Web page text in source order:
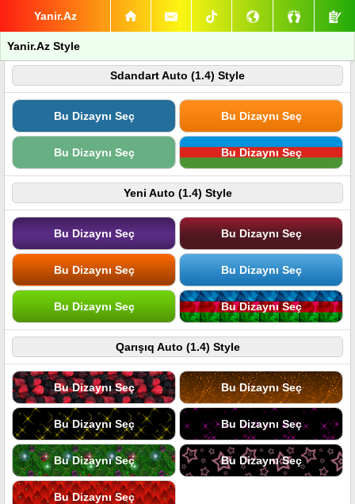
Yanir.Az
Yanir.Az Style
Sdandart Auto (1.4) Style
Bu Dizaynı Seç Bu Dizaynı Seç
Bu Dizaynı Seç Bu Dizaynı Seç
Yeni Auto (1.4) Style
Bu Dizaynı Seç Bu Dizaynı Seç
Bu Dizaynı Seç Bu Dizaynı Seç
Bu Dizaynı Seç Bu Dizaynı Seç
Qarışıq Auto (1.4) Style
Bu Dizaynı Seç Bu Dizaynı Seç
Bu Dizaynı Seç Bu Dizaynı Seç
Bu Dizaynı Seç Bu Dizaynı Seç
Bu Dizaynı Seç